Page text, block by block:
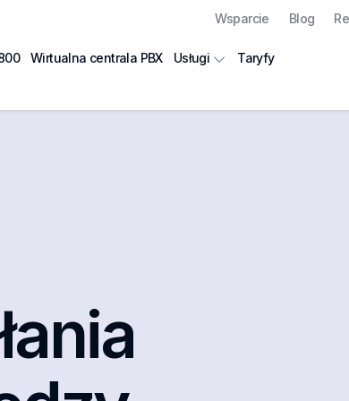
Wsparcie Blog
Wirtualna centrala PBX Usługi
Taryfy